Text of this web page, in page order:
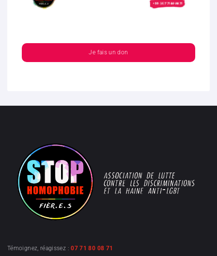
Je fais un don
Témoignez, réagissez :07 71 80 08 71